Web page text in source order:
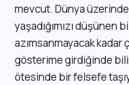
mevcut. Dünya
yaşadığımızı düşünen
azımsanmayacak kadar
gösterime girdiğinde
ötesinde bir felsefe